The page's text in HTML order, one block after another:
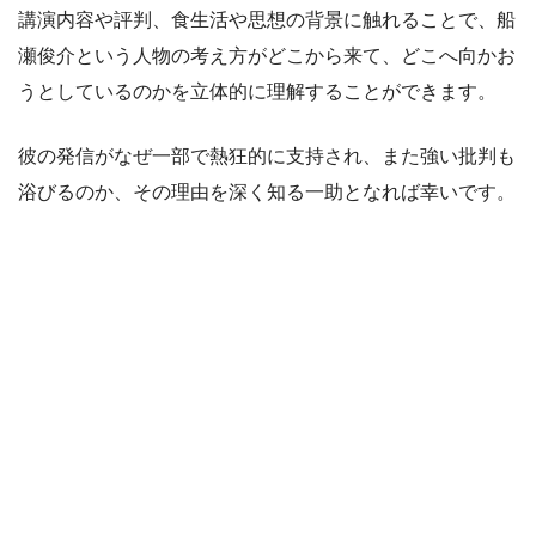
講演内容や評判、食生活や思想の背景に触れることで、船
瀬俊介という人物の考え方がどこから来て、どこへ向かお
うとしているのかを立体的に理解することができます。
彼の発信がなぜ一部で熱狂的に支持され、また強い批判も
浴びるのか、その理由を深く知る一助となれば幸いです。